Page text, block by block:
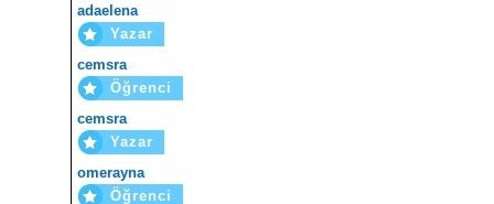
adaelena
Yazar
cemsra
Öğrenci
cemsra
Yazar
omerayna
Öğrenci